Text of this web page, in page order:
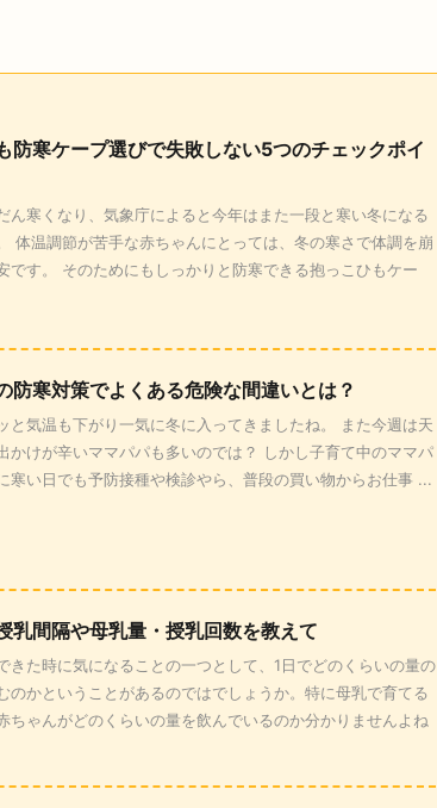
防寒ケープ選びで失敗しない5つのチェックポイ
ん寒くなり、気象庁によると今年はまた一段と寒い冬になる
体温調節が苦手な赤ちゃんにとっては、冬の寒さで体調を崩
です。 そのためにもしっかりと防寒できる抱っこひもケー
防寒対策でよくある危険な間違いとは？
と気温も下がり一気に冬に入ってきましたね。 また今週は天
かけが辛いママパパも多いのでは？ しかし子育て中のママパ
寒い日でも予防接種や検診やら、普段の買い物からお仕事 ...
乳間隔や母乳量・授乳回数を教えて
きた時に気になることの一つとして、1日でどのくらいの量の
のかということがあるのではでしょうか。特に母乳で育てる
ちゃんがどのくらいの量を飲んでいるのか分かりませんよね